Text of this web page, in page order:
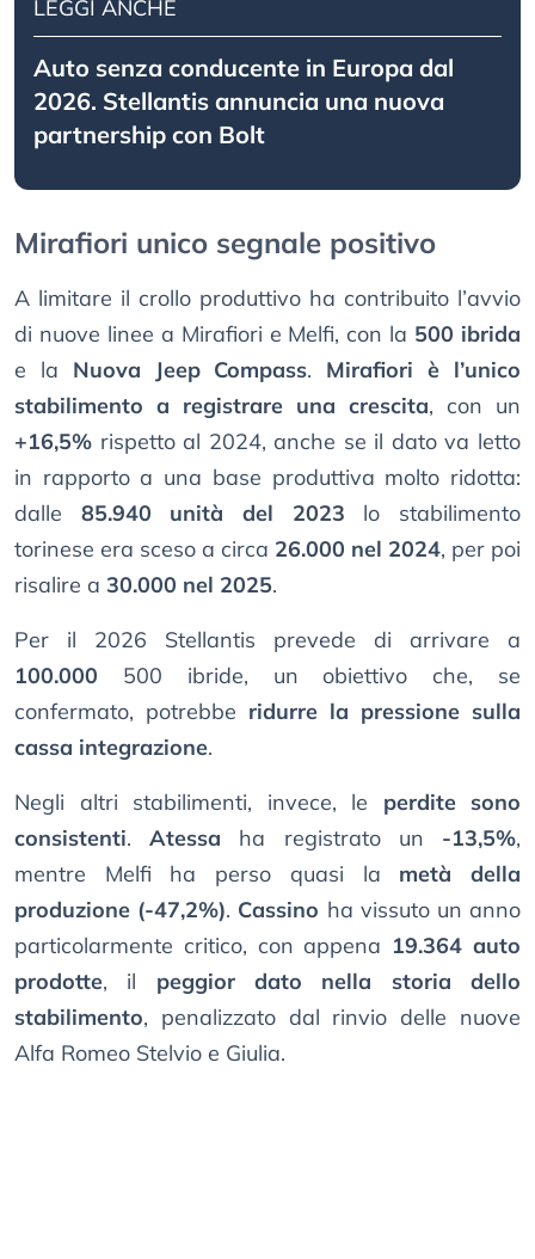
LEGGI ANCHE
Auto senza conducente in Europa dal
2026. Stellantis annuncia una nuova
partnership con Bolt
Mirafiori unico segnale positivo
A limitare il crollo produttivo ha contribuito l’avvio
di nuove linee a Mirafiori e Melfi, con la 500 ibrida
e la Nuova Jeep Compass. Mirafiori è l’unico
stabilimento a registrare una crescita, con un
+16,5% rispetto al 2024, anche se il dato va letto
in rapporto a una base produttiva molto ridotta:
dalle 85.940 unità del 2023 lo stabilimento
torinese era sceso a circa 26.000 nel 2024, per poi
risalire a 30.000 nel 2025.
Per il 2026 Stellantis prevede di arrivare a
100.000 500 ibride, un obiettivo che, se
confermato, potrebbe ridurre la pressione sulla
cassa integrazione.
Negli altri stabilimenti, invece, le perdite sono
consistenti.Atessa ha registrato un -13,5%,
mentre Melfi ha perso quasi la metà della
produzione (-47,2%). Cassino ha vissuto un anno
particolarmente critico, con appena 19.364 auto
prodotte, il peggior dato nella storia dello
stabilimento, penalizzato dal rinvio delle nuove
Alfa Romeo Stelvio e Giulia.